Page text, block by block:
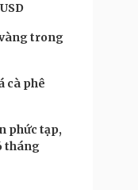
trong
cà phê
phức tạp,
tháng